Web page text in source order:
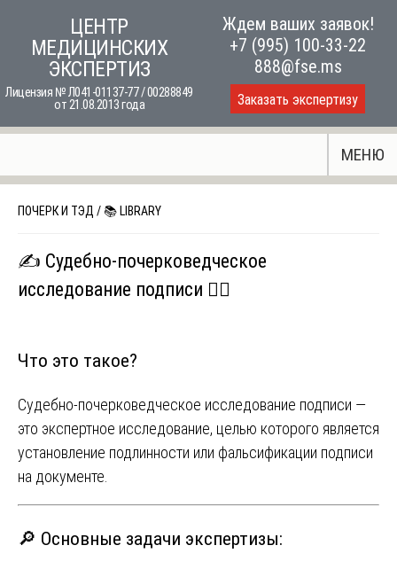
content
ЦЕНТР
МЕДИЦИНСКИХ
ЭКСПЕРТИЗ
Лицензия № Л041-01137-77 / 00288849
от 21.08.2013 года
Ждем ваших заявок!
+7 (995) 100-33-22
888@fse.ms
Заказать экспертизу
МЕНЮ
ПОЧЕРК И ТЭД / 📚 LIBRARY
✍️ Судебно-почерковедческое
исследование подписи 🕵️‍♂️
Что это такое?
Судебно-почерковедческое исследование подписи —
это экспертное исследование, целью которого является
установление подлинности или фальсификации подписи
на документе.
🔎 Основные задачи экспертизы: